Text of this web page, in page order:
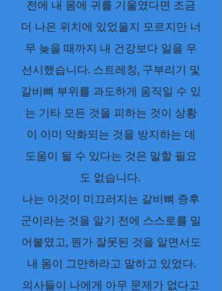
전에 내 몸에 귀를 기울였다면 조금
더 나은 위치에 있었을지 모르지만 너
무 늦을 때까지 내 건강보다 일을 우
선시했습니다. 스트레칭, 구부리기 및
갈비뼈 부위를 과도하게 움직일 수 있
는 기타 모든 것을 피하는 것이 상황
이 이미 악화되는 것을 방지하는 데
도움이 될 수 있다는 것은 말할 필요
도 없습니다.
나는 이것이 미끄러지는 갈비뼈 증후
군이라는 것을 알기 전에 스스로를 밀
어붙였고, 뭔가 잘못된 것을 알면서도
내 몸이 그만하라고 말하고 있었다.
의사들이 나에게 아무 문제가 없다고